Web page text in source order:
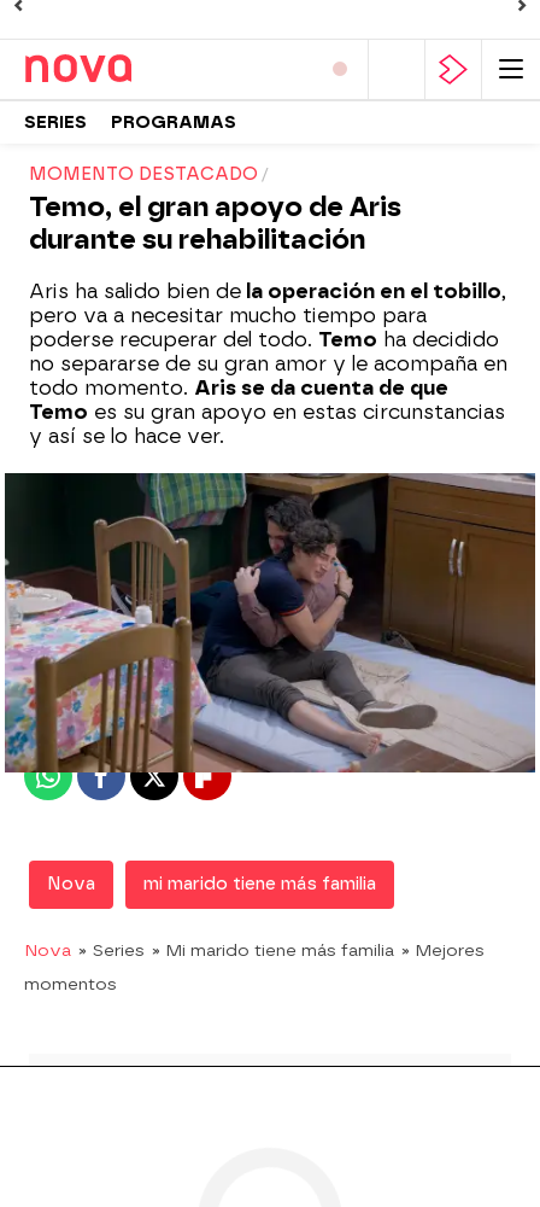
SERIES PROGRAMAS
MOMENTO DESTACADO
Temo, el gran apoyo de Aris
durante su rehabilitación
Aris ha salido bien de la operación en el tobillo,
pero va a necesitar mucho tiempo para
poderse recuperar del todo. Temo ha decidido
no separarse de su gran amor y le acompaña en
todo momento. Aris se da cuenta de que
Temo es su gran apoyo en estas circunstancias
y así se lo hace ver.
Nova
Madrid
Publicado:17 de octubre de 2019, 20:02
WhatsappFacebook
X Flipboard
Nova mi marido tiene más familia
Nova » Series » Mi marido tiene más familia » Mejores
momentos